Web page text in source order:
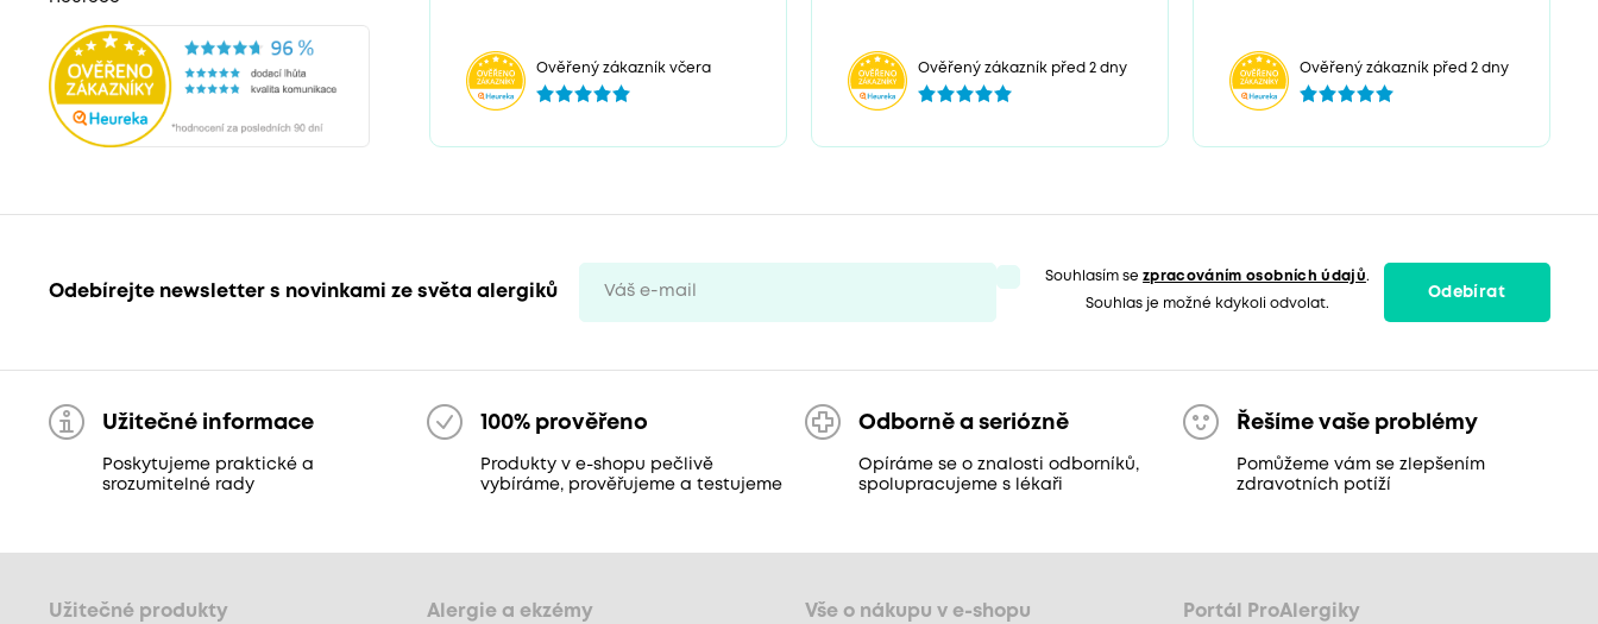
Ověřený zákazník včera Ověřený zákazník před 2 dny Ověřený zákazník před 2 dny
Odebírejte newsletter s novinkami ze světa alergiků
Souhlasím sezpracováním osobních údajů.
Souhlas je možné kdykoli odvolat.
Odebírat
Užitečné informace
Poskytujeme praktické a
srozumitelné rady
100% prověřeno
Produkty v e-shopu pečlivě
vybíráme, prověřujeme a testujeme
Odborně a seriózně
Opíráme se o znalosti odborníků,
spolupracujeme s lékaři
Řešíme vaše problémy
Pomůžeme vám se zlepšením
zdravotních potíží
Užitečné produkty Alergie a ekzémy Vše o nákupu v e-shopu Portál ProAlergiky